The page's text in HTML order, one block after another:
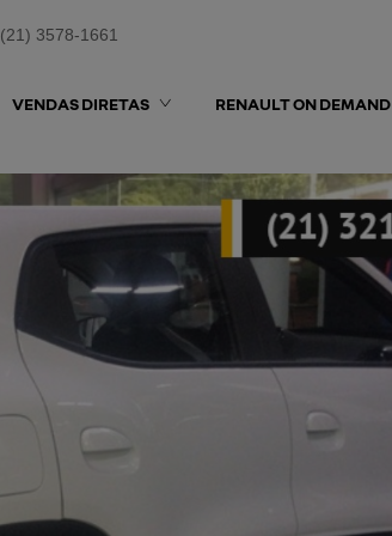
(21) 3578-1661
VENDAS DIRETAS RENAULT ON DEMAND